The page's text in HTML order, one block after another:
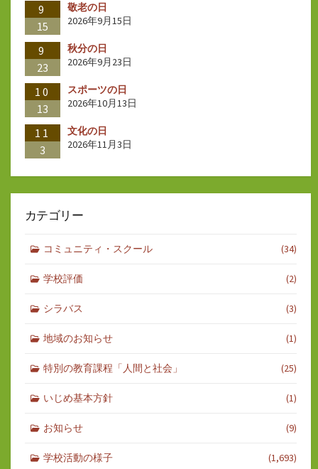
9
15
敬老の日
2026年9月15日
9
23
秋分の日
2026年9月23日
10
13
スポーツの日
2026年10月13日
11
3
文化の日
2026年11月3日
カテゴリー
コミュニティ・スクール (34)
学校評価 (2)
シラバス (3)
地域のお知らせ (1)
特別の教育課程「人間と社会」 (25)
いじめ基本方針 (1)
お知らせ (9)
学校活動の様子 (1,693)